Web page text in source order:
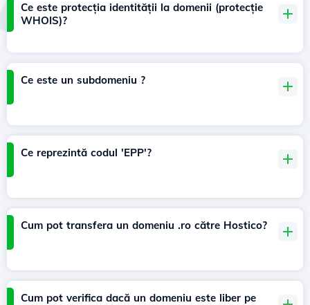
Ce este protecția identității la domenii (protecție
WHOIS)?
Ce este un subdomeniu ?
Ce reprezintă codul 'EPP'?
Cum pot transfera un domeniu .ro către Hostico?
Cum pot verifica dacă un domeniu este liber pe